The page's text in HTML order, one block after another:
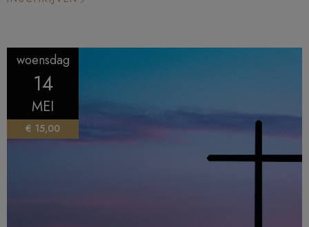
woensdag
14
MEI
€ 15,00